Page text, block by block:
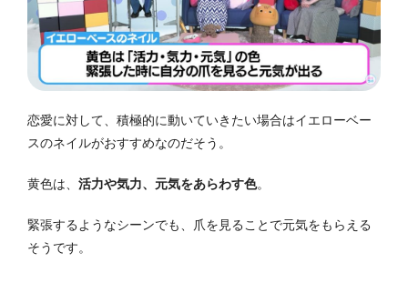
恋愛に対して、積極的に動いていきたい場合はイエローベー
スのネイルがおすすめなのだそう。
黄色は、 活力や気力、元気をあらわす色。
緊張するようなシーンでも、爪を見ることで元気をもらえる
そうです。